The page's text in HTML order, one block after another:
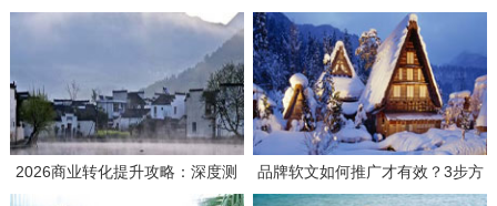
何策划才有效？
3个要点帮你找到靠谱服务商
2026商业转化提升攻略：深度测
评如何选择高效媒体发稿供应商
品牌软文如何推广才有效？3步方
案与实战思路分享